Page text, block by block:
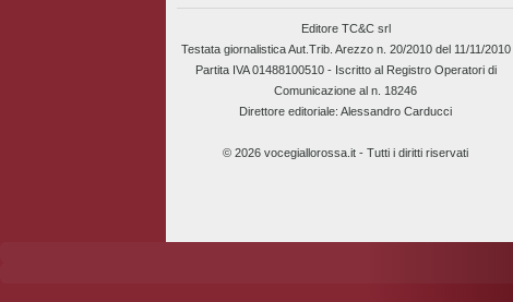
Editore TC&C srl
Testata giornalistica Aut.Trib. Arezzo n. 20/2010 del 11/11/2010
Partita IVA 01488100510 - Iscritto al Registro Operatori di
Comunicazione al n. 18246
Direttore editoriale: Alessandro Carducci
© 2026 vocegiallorossa.it - Tutti i diritti riservati